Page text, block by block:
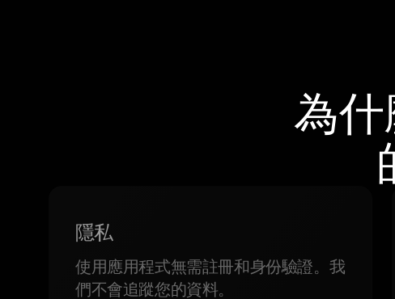
為
隱私
使用應用程式無需註冊和身份驗證。我
們不會追蹤您的資料。